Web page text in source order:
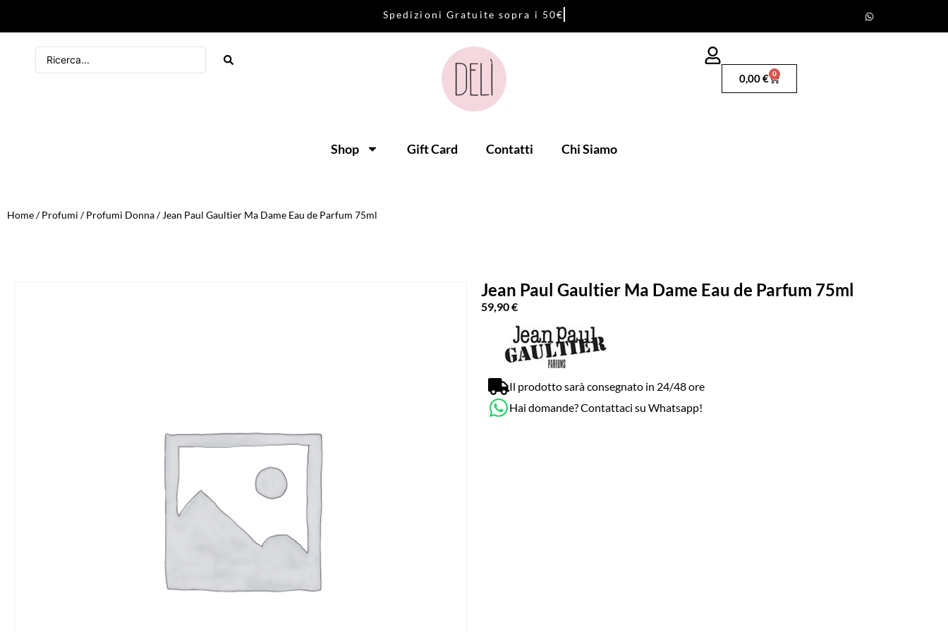
Sped izi on i Gratu ite sopra i 50€
0,00€ 0
Shop Gift Card Contatti Chi Siamo
Home/Profumi /Profumi Donna/ Jean Paul Gaultier Ma Dame Eau de Parfum 75ml
Jean Paul Gaultier Ma Dame Eau de Parfum 75ml
59,90€
Il prodotto sarà consegnato in 24/48 ore
Hai domande? Contattaci su Whatsapp!